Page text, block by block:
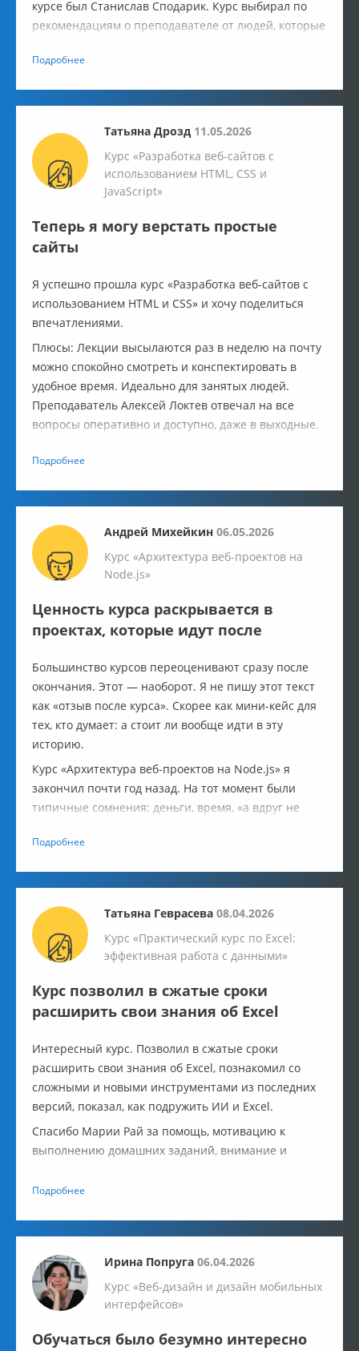
курсе был Станислав Сподарик. Курс выбирал по
рекомендациям о преподавателе от людей, которые
профессию на работу в IT.
Подробнее
Татьяна Дрозд 11.05.2026
Курс «Разработка веб-сайтов с
использованием HTML, CSS и
JavaScript»
Теперь я могу верстать простые
сайты
Я успешно прошла курс «Разработка веб-сайтов с
использованием HTML и CSS» и хочу поделиться
впечатлениями.
Плюсы: Лекции высылаются раз в неделю на почту
можно спокойно смотреть и конспектировать в
удобное время. Идеально для занятых людей.
Преподаватель Алексей Локтев отвечал на все
вопросы оперативно и доступно, даже в выходные.
интернете не придётся. В лекциях есть всё для
Подробнее
Андрей Михейкин 06.05.2026
Курс «Архитектура веб-проектов на
Node.js»
Ценность курса раскрывается в
проектах, которые идут после
Большинство курсов переоценивают сразу после
окончания. Этот — наоборот. Я не пишу этот текст
как «отзыв после курса». Скорее как мини-кейс для
тех, кто думает: а стоит ли вообще идти в эту
историю.
Курс «Архитектура веб-проектов на Node.js» я
закончил почти год назад. На тот момент были
типичные сомнения: деньги, время, «а вдруг не
положительные.
Подробнее
Татьяна Геврасева 08.04.2026
Курс «Практический курс по Excel:
эффективная работа с данными»
Курс позволил в сжатые сроки
расширить свои знания об Excel
Интересный курс. Позволил в сжатые сроки
расширить свои знания об Excel, познакомил со
сложными и новыми инструментами из последних
версий, показал, как подружить ИИ и Excel.
Спасибо Марии Рай за помощь, мотивацию к
выполнению домашних заданий, внимание и
Подробнее
Ирина Попруга 06.04.2026
Курс «Веб-дизайн и дизайн мобильных
интерфейсов»
Обучаться было безумно интересно